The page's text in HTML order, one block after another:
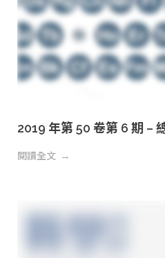
2019 年第 50 卷第 6 期 –
閱讀全文